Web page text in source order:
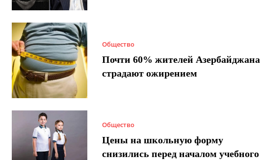
Общество
Почти 60% жителей Азербайджана
страдают ожирением
Общество
Цены на школьную форму
снизились перед началом учебного